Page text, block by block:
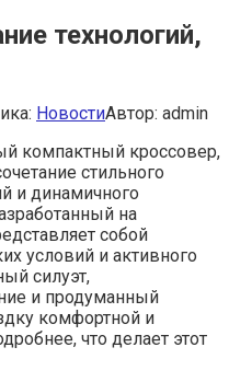
технологий,
НовостиАвтор: admin
компактный кроссовер,
стильного
и динамичного
на
собой
условий и активного
силуэт,
и продуманный
комфортной и
что делает этот